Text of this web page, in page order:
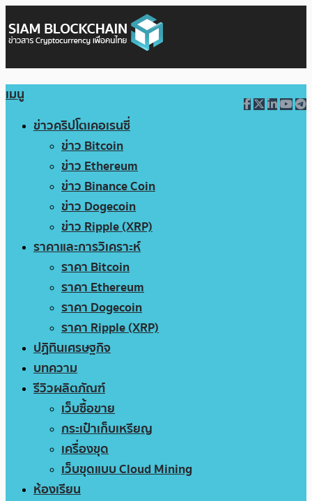
เมนู
ข่าวคริปโตเคอเรนซี่
ข่าว Bitcoin
ข่าว Ethereum
ข่าว Binance Coin
ข่าว Dogecoin
ข่าว Ripple (XRP)
ราคาและการวิเคราะห์
ราคา Bitcoin
ราคา Ethereum
ราคา Dogecoin
ราคา Ripple (XRP)
ปฏิทินเศรษฐกิจ
บทความ
รีวิวผลิตภัณฑ์
เว็บซื้อขาย
กระเป๋าเก็บเหรียญ
เครื่องขุด
เว็บขุดแบบ Cloud Mining
ห้องเรียน